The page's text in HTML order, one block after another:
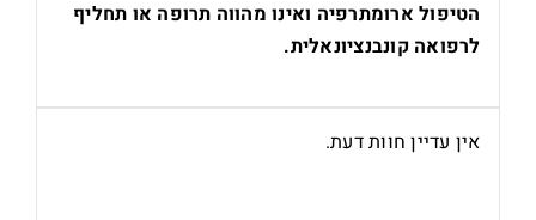
הטיפול ארומתרפיה ואינו מהווה תרופה או תחליף
לרפואה קונבנציונאלית.
אין עדיין חוות דעת.